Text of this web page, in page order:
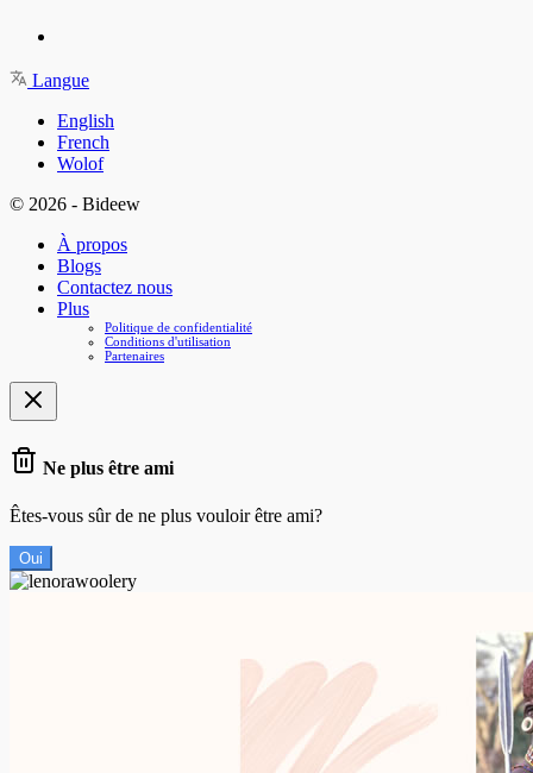
Langue
English
French
Wolof
© 2026 - Bideew
À propos
Blogs
Contactez nous
Plus
Politique de confidentialité
Conditions d'utilisation
Partenaires
Ne plus être ami
Êtes-vous sûr de ne plus vouloir être ami?
Oui